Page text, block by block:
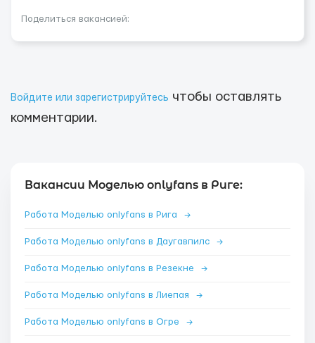
Поделиться вакансией:
Войдите или зарегистрируйтесь чтобы оставлять
комментарии.
Вакансии Моделью onlyfans в Риге:
Работа Моделью onlyfans в Рига →
Работа Моделью onlyfans в Даугавпилс →
Работа Моделью onlyfans в Резекне →
Работа Моделью onlyfans в Лиепая →
Работа Моделью onlyfans в Огре →